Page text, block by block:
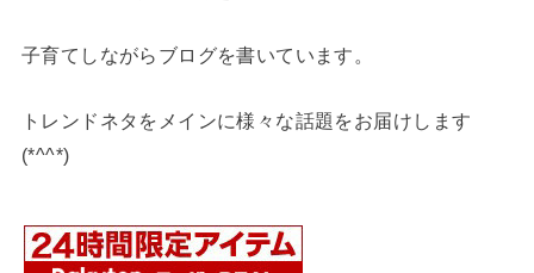
子育てしながらブログを書いています。
トレンドネタをメインに様々な話題をお届けします
(*^^*)